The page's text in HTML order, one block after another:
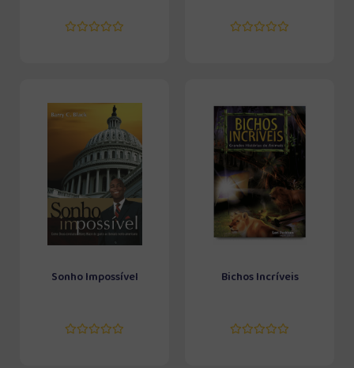
Sonho Impossível Bichos Incríveis